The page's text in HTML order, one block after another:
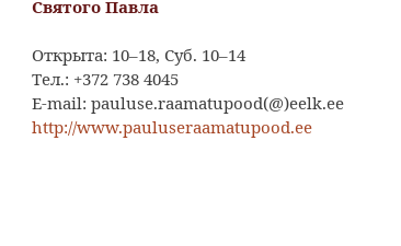
Святого Павла
Открыта: 10–18, Суб. 10–14
Тел.: +372 738 4045
E-mail: pauluse.raamatupood(@)eelk.ee
http://www.pauluseraamatupood.ee